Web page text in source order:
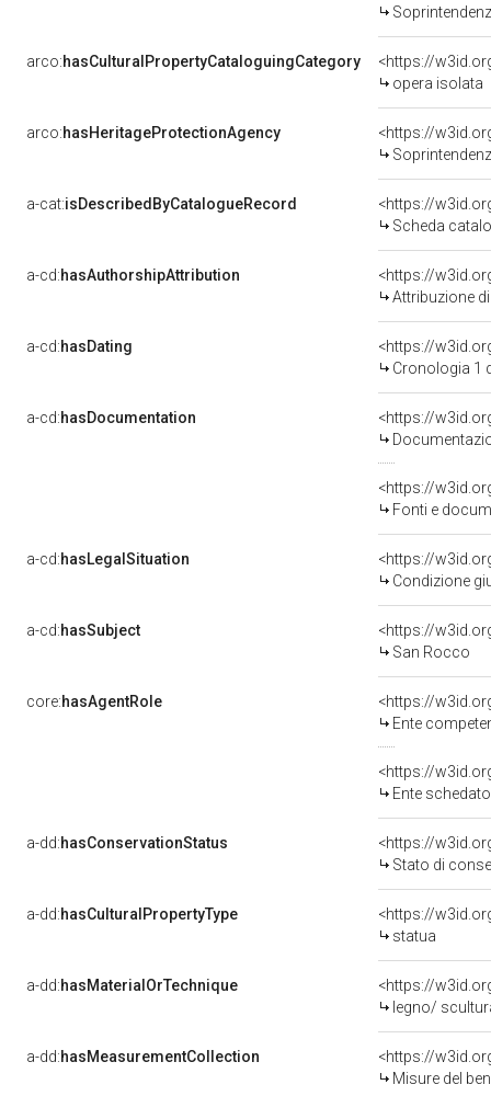
arco:hasCulturalPropertyCataloguingCategory
<https://
opera isolata
arco:hasHeritageProtectionAgency
<https://
a-cat:isDescribedByCatalogueRecord
<https://
Scheda
a-cd:hasAuthorshipAttribution
Attribuzione
a-cd:hasDating
<https://
Cronologia 1
a-cd:hasDocumentation
<https://
Fonti e
a-cd:hasLegalSituation
Condizione
a-cd:hasSubject
<https://
San Rocco
core:hasAgentRole
<https://
Ente competente per
<https://
Ente schedatore del
a-dd:hasConservationStatus
<https://
Stato di
a-dd:hasCulturalPropertyType
<https://
statua
a-dd:hasMaterialOrTechnique
<https://
legno/
a-dd:hasMeasurementCollection
<https://
Misure del